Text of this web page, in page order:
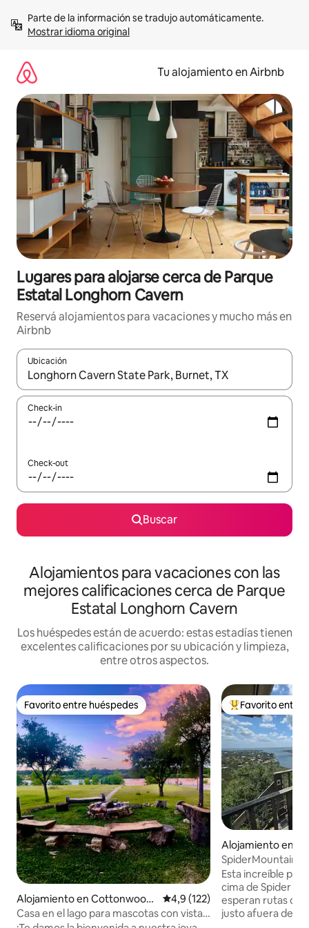
contenidoMostrar idioma original
Tu alojamiento en Airbnb
Lugares para alojarse cerca de Parque
Estatal Longhorn Cavern
Reservá alojamientos para vacaciones y mucho más en
Airbnb
Ubicación
Cuando los resultados estén disponibles, navegá con las
Check-in
Check-out
Buscar
Alojamientos para vacaciones con las
mejores calificaciones cerca de Parque
Estatal Longhorn Cavern
Los huéspedes están de acuerdo: estas estadías tienen
excelentes calificaciones por su ubicación y limpieza,
entre otros aspectos.
Favorito entre huéspedes
Favorito entre huéspedes
Alojamiento en Cottonwood
Shores
Calificación promedio: 4,9 de
4,9 (122)
Casa en el lago para mascotas con vistas
Favorito entre
Favorito entre
Alojamiento en
SpiderMountain-
Jacuzzi-Sala de
Esta increíble
cima de Spider
esperan rutas de
justo afuera de tu